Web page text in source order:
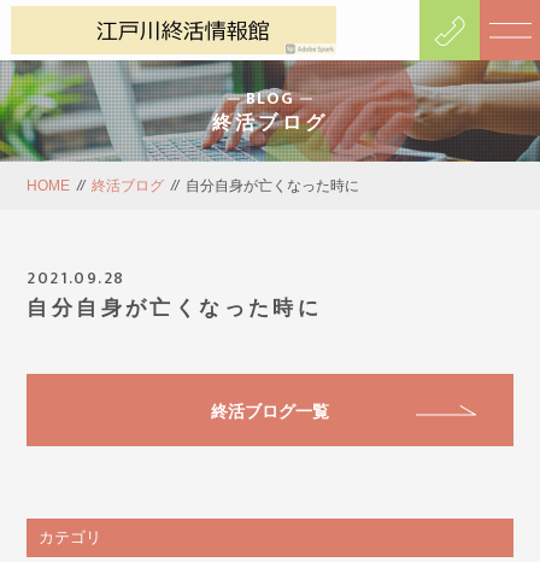
BLOG
終活ブログ
HOME // 終活ブログ // 自分自身が亡くなった時に
2021.09.28
自分自身が亡くなった時に
終活ブログ一覧
カテゴリ